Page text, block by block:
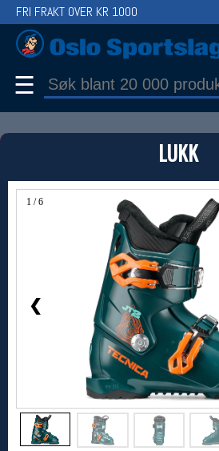
LUKK
1 / 6
❮
FRI FRAKT OVER KR 1000
☰
PRODUKT
Produkter (1)
Bruk filter til å